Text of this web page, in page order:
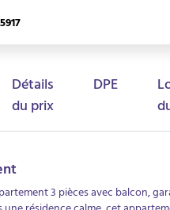
Détails
du prix
DPE
3 pièces avec balcon,